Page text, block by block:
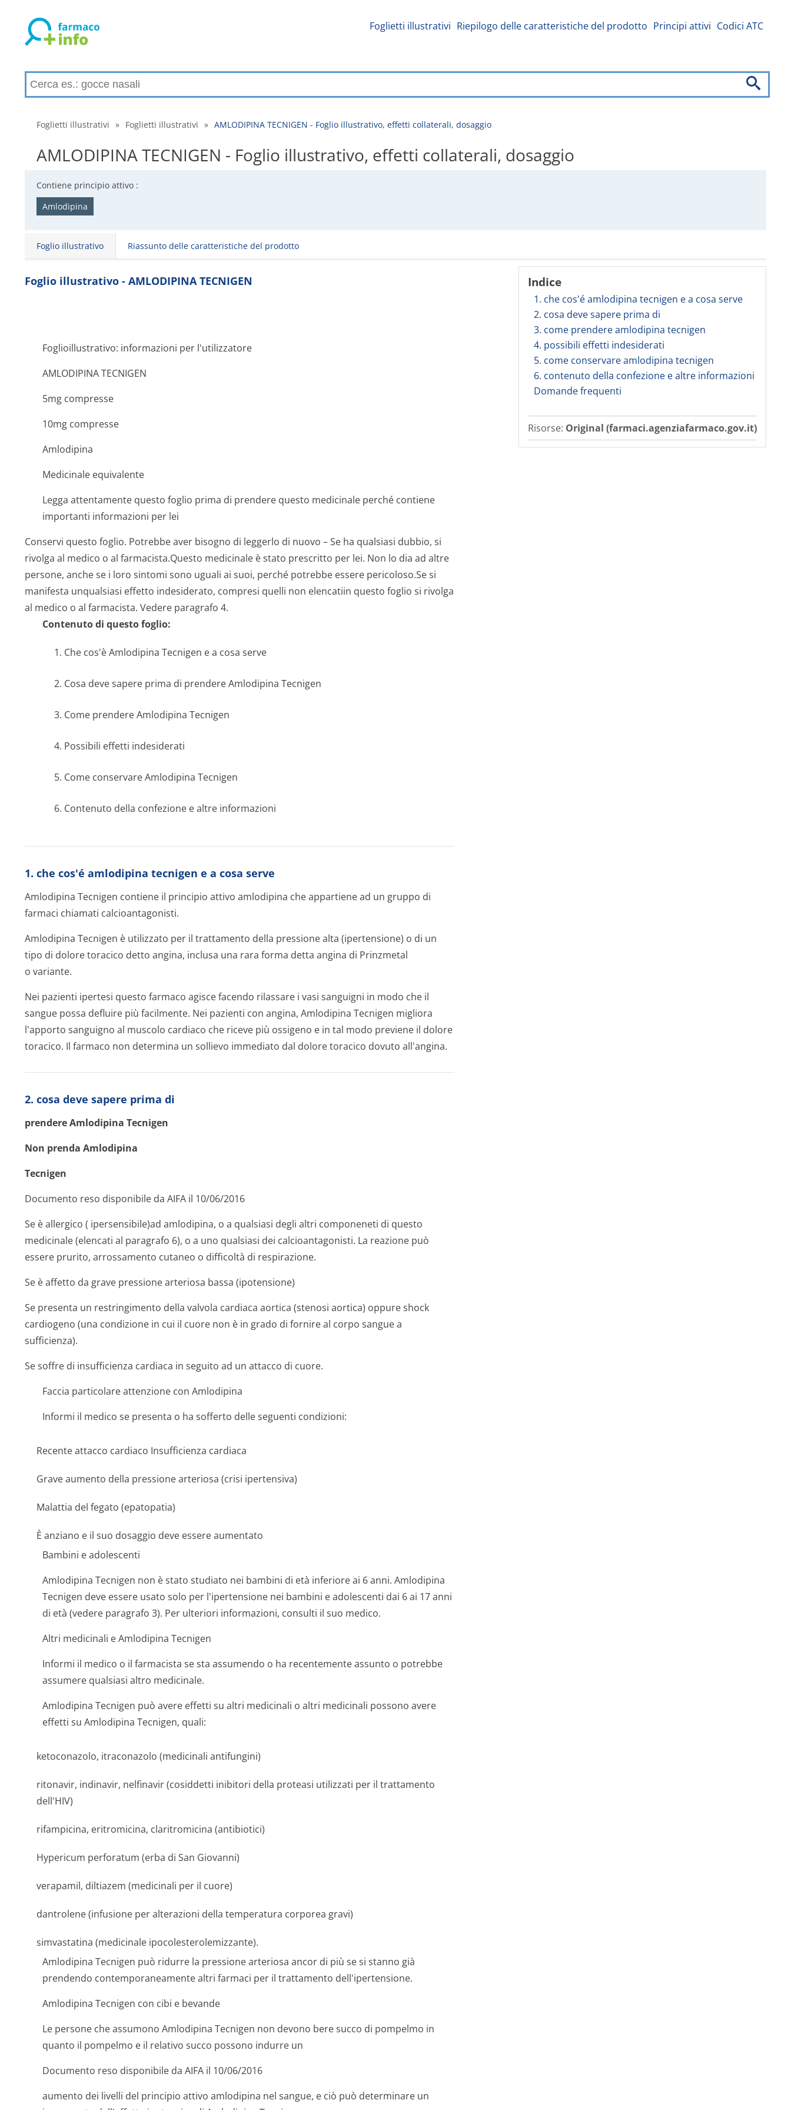
Foglietti illustrativi Riepilogo delle caratteristiche del prodotto Principi attivi Codici ATC
Foglietti illustrativi » Foglietti illustrativi » AMLODIPINA TECNIGEN - Foglio illustrativo, effetti collaterali, dosaggio
AMLODIPINA TECNIGEN - Foglio illustrativo, effetti collaterali, dosaggio
Contiene principio attivo :
Amlodipina
Foglio illustrativo Riassunto delle caratteristiche del prodotto
Indice
1. che cos'é amlodipina tecnigen e a cosa serve
2. cosa deve sapere prima di
3. come prendere amlodipina tecnigen
4. possibili effetti indesiderati
5. come conservare amlodipina tecnigen
6. contenuto della confezione e altre informazioni
Domande frequenti
Risorse: Original (farmaci.agenziafarmaco.gov.it)
Foglio illustrativo - AMLODIPINA TECNIGEN
Foglioillustrativo: informazioni per l'utilizzatore
AMLODIPINA TECNIGEN
5mg compresse
10mg compresse
Amlodipina
Medicinale equivalente
Legga attentamente questo foglio prima di prendere questo medicinale perché contiene
importanti informazioni per lei
Conservi questo foglio. Potrebbe aver bisogno di leggerlo di nuovo – Se ha qualsiasi dubbio, si
rivolga al medico o al farmacista.Questo medicinale è stato prescritto per lei. Non lo dia ad altre
persone, anche se i loro sintomi sono uguali ai suoi, perché potrebbe essere pericoloso.Se si
manifesta unqualsiasi effetto indesiderato, compresi quelli non elencatiin questo foglio si rivolga
al medico o al farmacista. Vedere paragrafo 4.
Contenuto di questo foglio:
1. Che cos'è Amlodipina Tecnigen e a cosa serve
2. Cosa deve sapere prima di prendere Amlodipina Tecnigen
3. Come prendere Amlodipina Tecnigen
4. Possibili effetti indesiderati
5. Come conservare Amlodipina Tecnigen
6. Contenuto della confezione e altre informazioni
1. che cos'é amlodipina tecnigen e a cosa serve
Amlodipina Tecnigen contiene il principio attivo amlodipina che appartiene ad un gruppo di
farmaci chiamati calcioantagonisti.
Amlodipina Tecnigen è utilizzato per il trattamento della pressione alta (ipertensione) o di un
tipo di dolore toracico detto angina, inclusa una rara forma detta angina di Prinzmetal
o variante.
Nei pazienti ipertesi questo farmaco agisce facendo rilassare i vasi sanguigni in modo che il
sangue possa defluire più facilmente. Nei pazienti con angina, Amlodipina Tecnigen migliora
l'apporto sanguigno al muscolo cardiaco che riceve più ossigeno e in tal modo previene il dolore
toracico. Il farmaco non determina un sollievo immediato dal dolore toracico dovuto all'angina.
2. cosa deve sapere prima di
prendere Amlodipina Tecnigen
Non prenda Amlodipina
Tecnigen
Documento reso disponibile da AIFA il 10/06/2016
Se è allergico ( ipersensibile)ad amlodipina, o a qualsiasi degli altri componeneti di questo
medicinale (elencati al paragrafo 6), o a uno qualsiasi dei calcioantagonisti. La reazione può
essere prurito, arrossamento cutaneo o difficoltà di respirazione.
Se è affetto da grave pressione arteriosa bassa (ipotensione)
Se presenta un restringimento della valvola cardiaca aortica (stenosi aortica) oppure shock
cardiogeno (una condizione in cui il cuore non è in grado di fornire al corpo sangue a
sufficienza).
Se soffre di insufficienza cardiaca in seguito ad un attacco di cuore.
Faccia particolare attenzione con Amlodipina
Informi il medico se presenta o ha sofferto delle seguenti condizioni:
Recente attacco cardiaco Insufficienza cardiaca
Grave aumento della pressione arteriosa (crisi ipertensiva)
Malattia del fegato (epatopatia)
È anziano e il suo dosaggio deve essere aumentato
Bambini e adolescenti
Amlodipina Tecnigen non è stato studiato nei bambini di età inferiore ai 6 anni. Amlodipina
Tecnigen deve essere usato solo per l'ipertensione nei bambini e adolescenti dai 6 ai 17 anni
di età (vedere paragrafo 3). Per ulteriori informazioni, consulti il suo medico.
Altri medicinali e Amlodipina Tecnigen
Informi il medico o il farmacista se sta assumendo o ha recentemente assunto o potrebbe
assumere qualsiasi altro medicinale.
Amlodipina Tecnigen può avere effetti su altri medicinali o altri medicinali possono avere
effetti su Amlodipina Tecnigen, quali:
ketoconazolo, itraconazolo (medicinali antifungini)
ritonavir, indinavir, nelfinavir (cosiddetti inibitori della proteasi utilizzati per il trattamento
dell'HIV)
rifampicina, eritromicina, claritromicina (antibiotici)
Hypericum perforatum (erba di San Giovanni)
verapamil, diltiazem (medicinali per il cuore)
dantrolene (infusione per alterazioni della temperatura corporea gravi)
simvastatina (medicinale ipocolesterole­mizzante).
Amlodipina Tecnigen può ridurre la pressione arteriosa ancor di più se si stanno già
prendendo contemporaneamente altri farmaci per il trattamento dell'ipertensione.
Amlodipina Tecnigen con cibi e bevande
Le persone che assumono Amlodipina Tecnigen non devono bere succo di pompelmo in
quanto il pompelmo e il relativo succo possono indurre un
Documento reso disponibile da AIFA il 10/06/2016
aumento dei livelli del principio attivo amlodipina nel sangue, e ciò può determinare un